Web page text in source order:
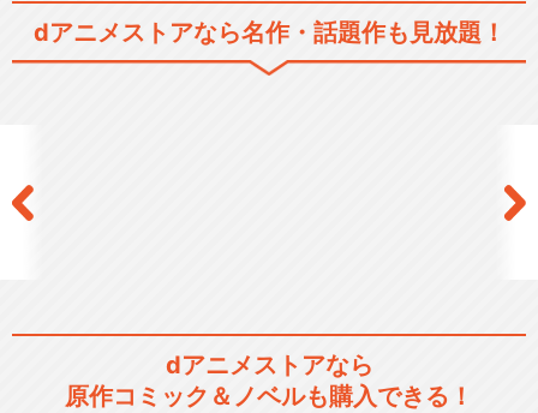
dアニメストアなら名作・話題作も見放題！
dアニメストアなら
原作コミック＆ノベルも購入できる！